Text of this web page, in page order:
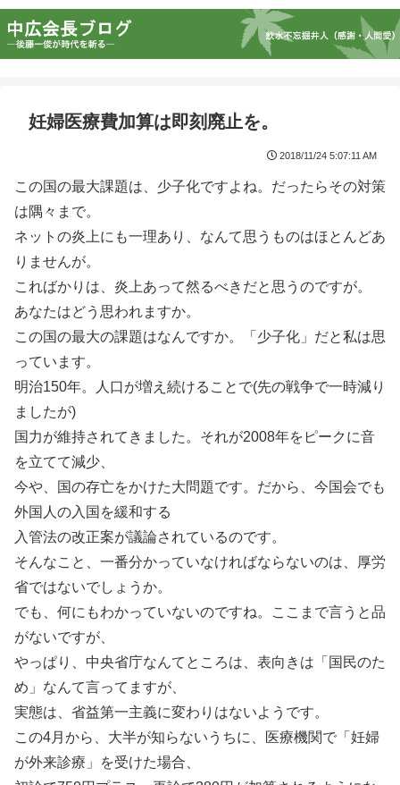
妊婦医療費加算は即刻廃止を。
2018/11/24 5:07:11 AM
この国の最大課題は、少子化ですよね。だったらその対策
は隅々まで。
ネットの炎上にも一理あり、なんて思うものはほとんどあ
りませんが。
こればかりは、炎上あって然るべきだと思うのですが。
あなたはどう思われますか。
この国の最大の課題はなんですか。「少子化」だと私は思
っています。
明治150年。人口が増え続けることで(先の戦争で一時減り
ましたが)
国力が維持されてきました。それが2008年をピークに音
を立てて減少、
今や、国の存亡をかけた大問題です。だから、今国会でも
外国人の入国を緩和する
入管法の改正案が議論されているのです。
そんなこと、一番分かっていなければならないのは、厚労
省ではないでしょうか。
でも、何にもわかっていないのですね。ここまで言うと品
がないですが、
やっぱり、中央省庁なんてところは、表向きは「国民のた
め」なんて言ってますが、
実態は、省益第一主義に変わりはないようです。
この4月から、大半が知らないうちに、医療機関で「妊婦
が外来診療」を受けた場合、